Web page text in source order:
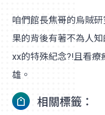
咱們館長焦哥的烏賊
果的背後有著不為人
xx的特殊紀念?!且看
雄。
相關標籤：